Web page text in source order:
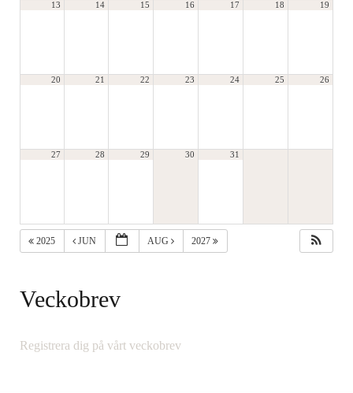
13 14 15 16 17 18 19
20 21 22 23 24 25 26
27 28 29 30 31
2025 JUN AUG 2027
Veckobrev
Registrera dig på vårt veckobrev